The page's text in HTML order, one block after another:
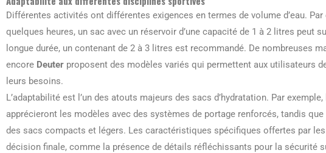
Différentes activités ont différentes exigences en termes de volume d’eau. Par
quelques heures, un sac avec un réservoir d’une capacité de 1 à 2 litres peut
longue durée, un contenant de 2 à 3 litres est recommandé. De nombreuses
encore Deuter proposent des modèles variés qui permettent aux utilisateurs
leurs besoins.
L’adaptabilité est l’un des atouts majeurs des sacs d’hydratation. Par
apprécieront les modèles avec des systèmes de portage renforcés, tandis
des sacs compacts et légers. Les caractéristiques spécifiques offertes par
décision finale, comme la présence de détails réfléchissants pour la sécurité